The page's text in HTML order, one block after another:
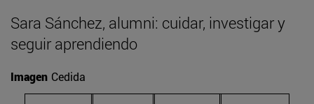
Sara Sánchez, alumni: cuidar, investigar y
seguir aprendiendo
Imagen Cedida